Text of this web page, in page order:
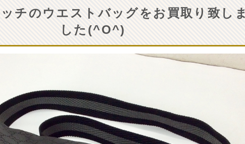
チのウエストバッグをお買取り致しま
した(^O^)